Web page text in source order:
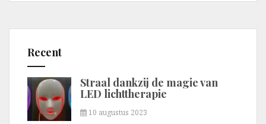
Recent
Straal dankzij de magie van
LED lichttherapie
10 augustus 2023